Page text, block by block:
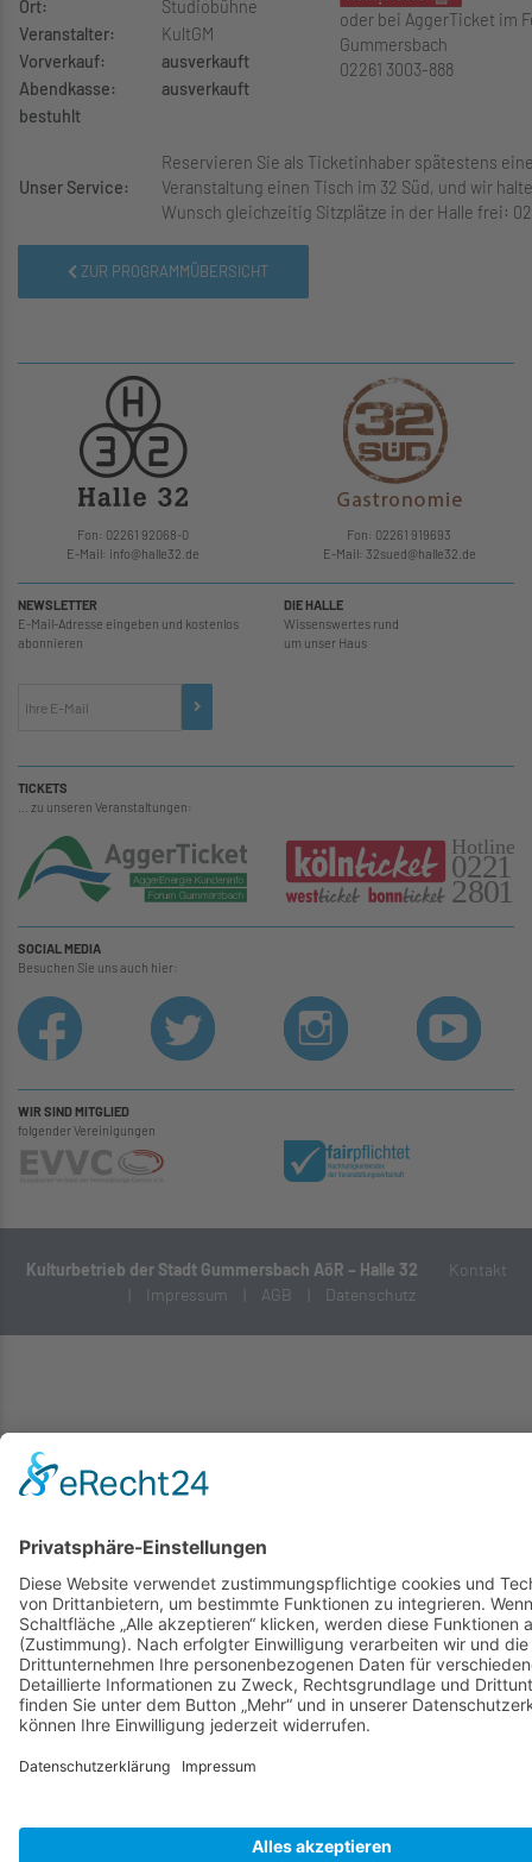
oder bei AggerTicket im
Gummersbach
02261 3003-888
Ort:
Studiobühne
Veranstalter:
KultGM
Vorverkauf:
ausverkauft
Abendkasse:
ausverkauft
bestuhlt
Unser Service:
Reservieren Sie als Ticketinhaber spätestens
Veranstaltung einen Tisch im 32 Süd, und wir
Wunsch gleichzeitig Sitzplätze in der Halle frei:
ZUR PROGRAMMÜBERSICHT
Fon: 02261 92068-0
E-Mail: info@halle32.de
Fon: 02261 919693
E-Mail: 32sued@halle32.de
NEWSLETTER
E-Mail-Adresse eingeben und kostenlos
abonnieren
DIE HALLE
Wissenswertes rund
um unser Haus
TICKETS
... zu unseren Veranstaltungen:
SOCIAL MEDIA
Besuchen Sie uns auch hier:
WIR SIND MITGLIED
folgender Vereinigungen
Kulturbetrieb der Stadt Gummersbach AöR – Halle 32
Kontakt
Impressum AGB Datenschutz